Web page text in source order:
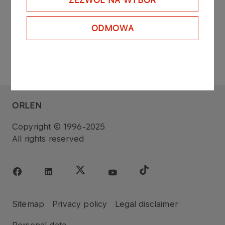
ODMOWA
ORLEN
Copyright © 1996-2025
All rights reserved
Sitemap Privacy policy Legal disclaimer